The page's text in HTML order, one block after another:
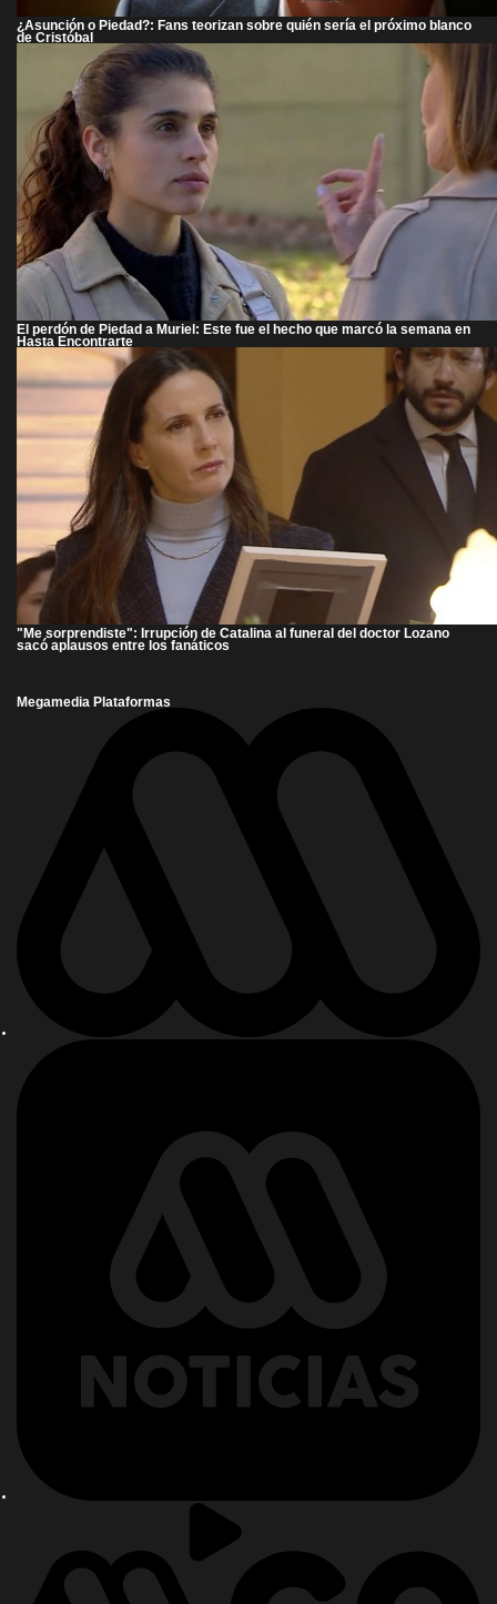
¿Asunción o Piedad?: Fans teorizan sobre quién sería el próximo blanco
de Cristóbal
El perdón de Piedad a Muriel: Este fue el hecho que marcó la semana en
Hasta Encontrarte
"Me sorprendiste": Irrupción de Catalina al funeral del doctor Lozano
sacó aplausos entre los fanáticos
Megamedia Plataformas